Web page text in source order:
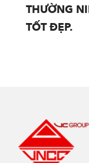
THƯỜNG
TỐT ĐẸP.